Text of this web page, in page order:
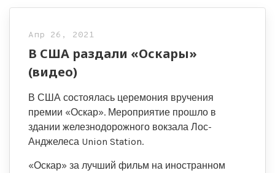
Апр 26, 2021
В США раздали «Оскары»
(видео)
В США состоялась церемония вручения
премии «Оскар». Мероприятие прошло в
здании железнодорожного вокзала Лос-
Анджелеса Union Station.
«Оскар» за лучший фильм на иностранном